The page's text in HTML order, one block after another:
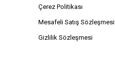
Çerez Politikası
Mesafeli Satış Sözleşmesi
Gizlilik Sözleşmesi